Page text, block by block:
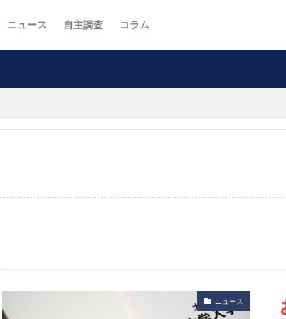
ニュース 自主調査 コラム
ニュース